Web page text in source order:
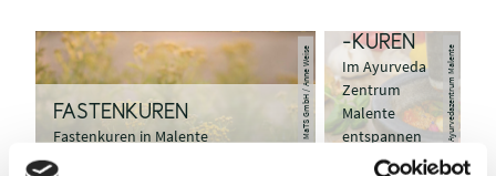
FASTENKUREN
Fastenkuren in Malente © MaTS GmbH / Anne Weise
-KUREN
Im Ayurveda
Zentrum
Malente
entspannen
© Ayurvedazentrum Malente
HEILBAD
MALENTE
Bad Malente
HEILKLIM